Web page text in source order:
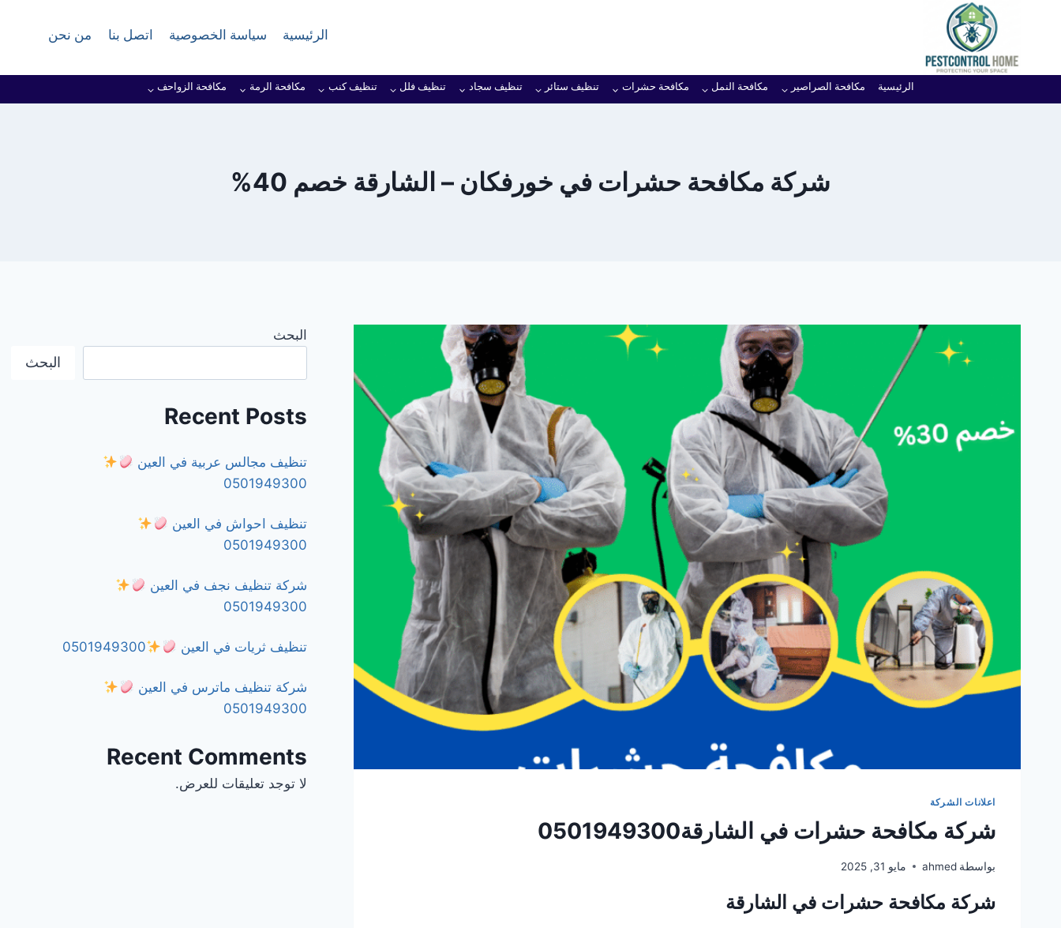
المحتوى
الرئيسية سياسة الخصوصية اتصل بنا من نحن
الرئيسية مكافحة الصراصير مكافحة النمل مكافحة حشرات تنظيف ستائر تنظيف سجاد تنظيف فلل تنظيف كنب مكافحة الرمة مكافحة الزواحف
شركة مكافحة حشرات في خورفكان – الشارقة خصم 40%
اعلانات الشركة
شركة مكافحة حشرات في الشارقة0501949300
بواسطة ahmed مايو 31, 2025
شركة مكافحة حشرات في الشارقة
البحث
البحث
Recent Posts
تنظيف مجالس عربية في العين
0501949300
تنظيف احواش في العين
0501949300
شركة تنظيف نجف في العين
0501949300
تنظيف ثريات في العين 0501949300
شركة تنظيف ماترس في العين
0501949300
Recent Comments
لا توجد تعليقات للعرض.